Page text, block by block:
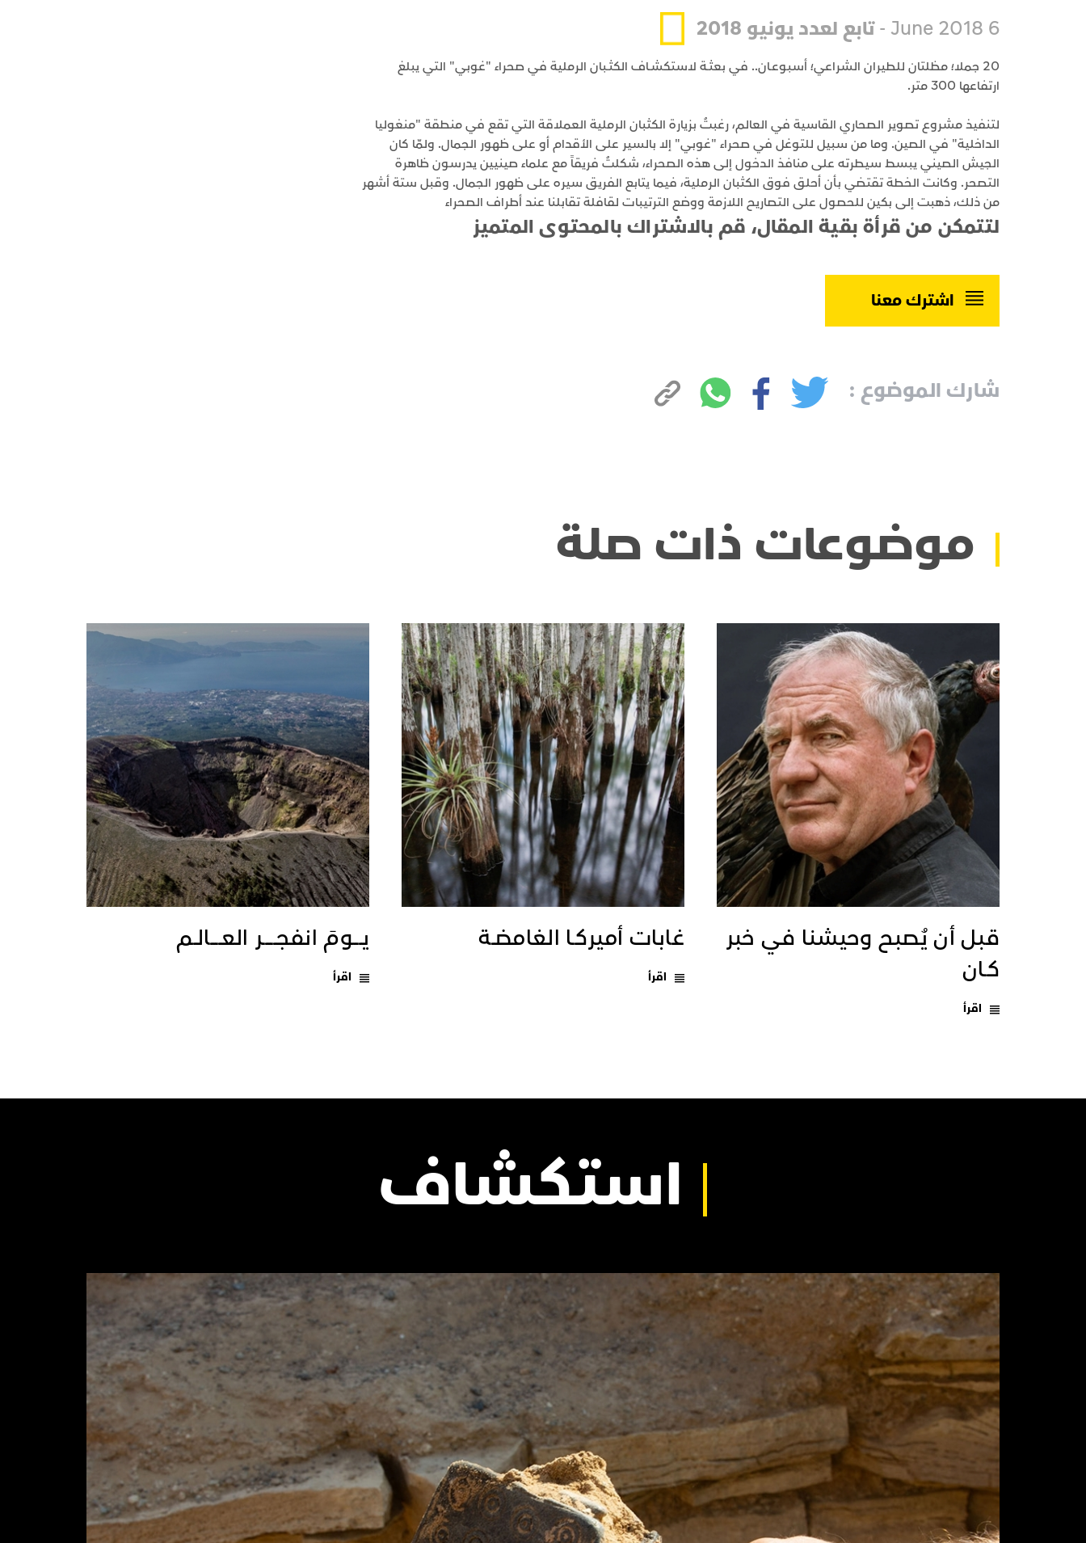
6 June 2018 - تابع لعدد يونيو 2018
20 جملا؛ مظلتان للطيران الشراعي؛ أسبوعـان.. في بعثـة لاستكشـاف الكثـبان الرملية في صحراء "غوبي" التي يبلغ
ارتفاعها 300 متر.
لتنفيذ مشروع تصوير الصحاري القاسية في العالم، رغبتُ بزيارة الكثبان الرملية العملاقة التي تقع في منطقة "منغوليا
الداخلية" في الصين. وما من سبيل للتوغل في صحراء "غوبي" إلا بالسير على الأقدام أو على ظهور الجمال. ولمّا كان
الجيش الصيني يبسط سيطرته على منافذ الدخول إلى هذه الصحراء، شكلتُ فريقاً مع علماء صينيين يدرسون ظاهرة
التصحر. وكانت الخطة تقتضي بأن أحلق فوق الكثبان الرملية، فيما يتابع الفريق سيره على ظهور الجمال. وقبل ستة أشهر
من ذلك، ذهبت إلى بكين للحصول على التصاريح اللازمة ووضع الترتيبات لقافلة تقابلنا عند أطراف الصحراء
لتتمكن من قرأة بقية المقال، قم بالاشتراك بالمحتوى المتميز
اشترك معنا
شارك الموضوع :
موضوعات ذات صلة
قبل أن يُصبح وحيشنا في خبر
كـان
اقرأ
غابات أميركـا الغامضـة
اقرأ
يـــومَ انفجـــــر العــــالـم
اقرأ
استكشاف